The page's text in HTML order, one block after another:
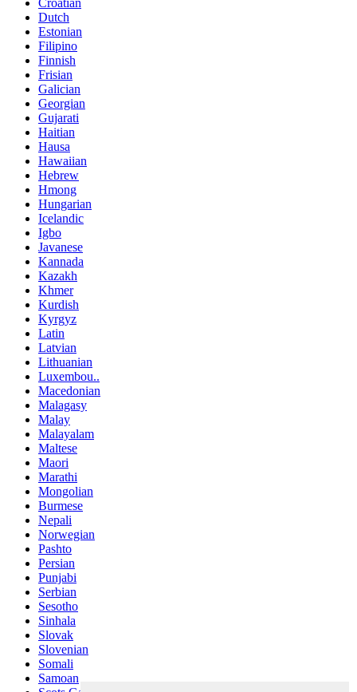
Dutch
Estonian
Filipino
Finnish
Frisian
Galician
Georgian
Gujarati
Haitian
Hausa
Hawaiian
Hebrew
Hmong
Hungarian
Icelandic
Igbo
Javanese
Kannada
Kazakh
Khmer
Kurdish
Kyrgyz
Latin
Latvian
Lithuanian
Luxembou..
Macedonian
Malagasy
Malay
Malayalam
Maltese
Maori
Marathi
Mongolian
Burmese
Nepali
Norwegian
Pashto
Persian
Punjabi
Serbian
Sesotho
Sinhala
Slovak
Slovenian
Somali
Samoan